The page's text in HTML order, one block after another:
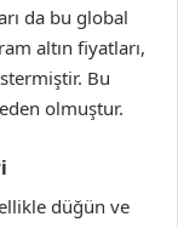
da bu global
altın fiyatları,
Bu
olmuştur.
düğün ve